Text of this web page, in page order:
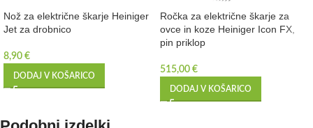
Nož za električne škarje Heiniger
Jet za drobnico
8,90 €
DODAJ V KOŠARICO
Ročka za električne škarje za
ovce in koze Heiniger Icon FX,
pin priklop
515,00 €
DODAJ V KOŠARICO